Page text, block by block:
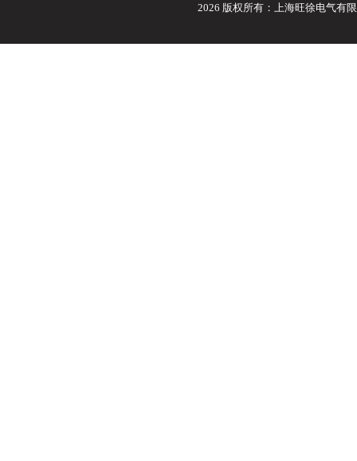
2026 版权所有：上海旺徐电气有